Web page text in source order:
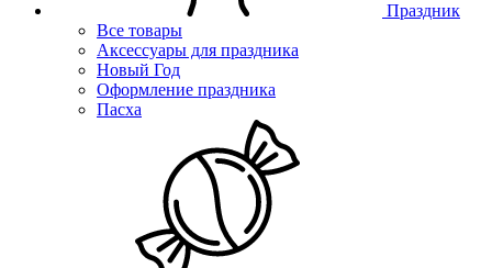
Праздник
Все товары
Аксессуары для праздника
Новый Год
Оформление праздника
Пасха